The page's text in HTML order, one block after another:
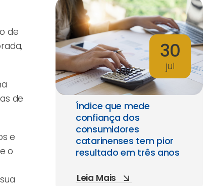
de
de
e
o
30
jul
Índice que mede
confiança dos
consumidores
catarinenses tem pior
resultado em três anos
Leia Mais